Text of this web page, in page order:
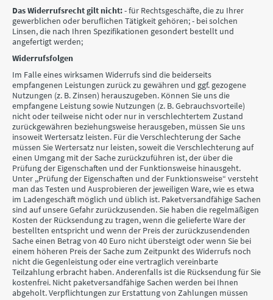
Das Widerrufsrecht gilt nicht:- für Rechtsgeschäfte, die zu Ihrer
gewerblichen oder beruflichen Tätigkeit gehören; - bei solchen
Linsen, die nach Ihren Spezifikationen gesondert bestellt und
angefertigt werden;
Widerrufsfolgen
Im Falle eines wirksamen Widerrufs sind die beiderseits
empfangenen Leistungen zurück zu gewähren und ggf. gezogene
Nutzungen (z. B. Zinsen) herauszugeben. Können Sie uns die
empfangene Leistung sowie Nutzungen (z. B. Gebrauchsvorteile)
nicht oder teilweise nicht oder nur in verschlechtertem Zustand
zurückgewähren beziehungsweise herausgeben, müssen Sie uns
insoweit Wertersatz leisten. Für die Verschlechterung der Sache
müssen Sie Wertersatz nur leisten, soweit die Verschlechterung auf
einen Umgang mit der Sache zurückzuführen ist, der über die
Prüfung der Eigenschaften und der Funktionsweise hinausgeht.
Unter ,,Prüfung der Eigenschaften und der Funktionsweise“ versteht
man das Testen und Ausprobieren der jeweiligen Ware, wie es etwa
im Ladengeschäft möglich und üblich ist. Paketversandfähige Sachen
sind auf unsere Gefahr zurückzusenden. Sie haben die regelmäßigen
Kosten der Rücksendung zu tragen, wenn die gelieferte Ware der
bestellten entspricht und wenn der Preis der zurückzusendenden
Sache einen Betrag von 40 Euro nicht übersteigt oder wenn Sie bei
einem höheren Preis der Sache zum Zeitpunkt des Widerrufs noch
nicht die Gegenleistung oder eine vertraglich vereinbarte
Teilzahlung erbracht haben. Anderenfalls ist die Rücksendung für Sie
kostenfrei. Nicht paketversandfähige Sachen werden bei Ihnen
abgeholt. Verpflichtungen zur Erstattung von Zahlungen müssen